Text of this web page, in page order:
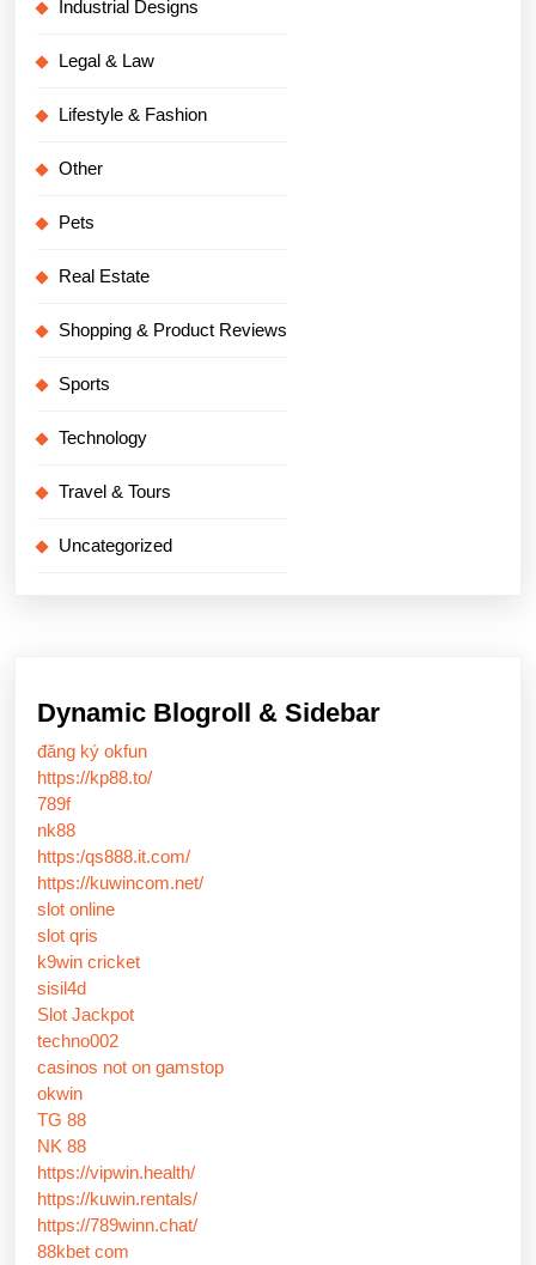
Industrial Designs
Legal & Law
Lifestyle & Fashion
Other
Pets
Real Estate
Shopping & Product Reviews
Sports
Technology
Travel & Tours
Uncategorized
Dynamic Blogroll & Sidebar
đăng ký okfun
https://kp88.to/
789f
nk88
https:/qs888.it.com/
https://kuwincom.net/
slot online
slot qris
k9win cricket
sisil4d
Slot Jackpot
techno002
casinos not on gamstop
okwin
TG 88
NK 88
https://vipwin.health/
https://kuwin.rentals/
https://789winn.chat/
88kbet com